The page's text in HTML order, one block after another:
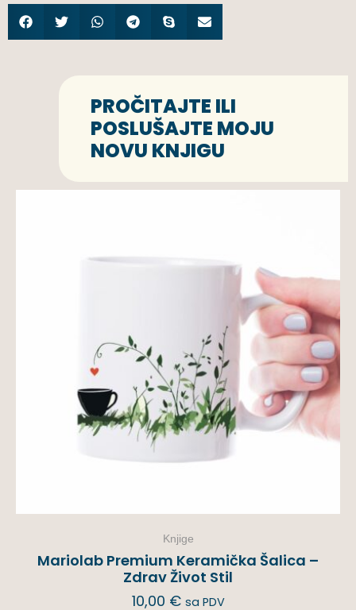
PROČITAJTE ILI
POSLUŠAJTE MOJU
NOVU KNJIGU
Knjige
Mariolab Premium Keramička Šalica –
Zdrav Život Stil
10,00 € sa PDV